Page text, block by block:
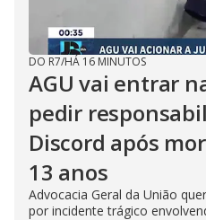
DO R7/HÁ 16 MINUTOS
AGU vai entrar
pedir
Discord após
13 anos
Advocacia Geral da União
por incidente trágico